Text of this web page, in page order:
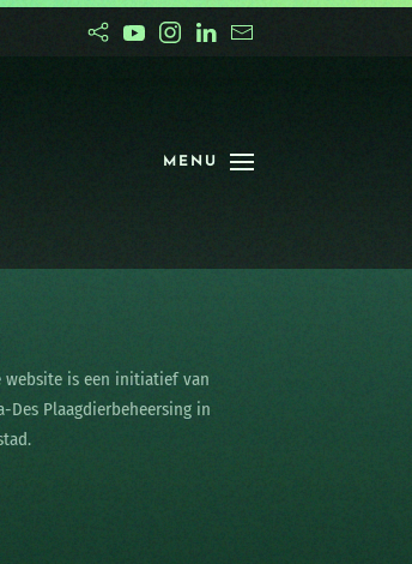
MENU
website is een initiatief van
Des Plaagdierbeheersing in